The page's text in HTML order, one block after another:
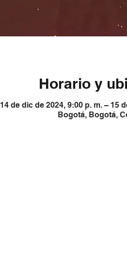
Horario y
14 de dic de 2024, 9:00 p. m. – 15
Bogotá, Bogotá,